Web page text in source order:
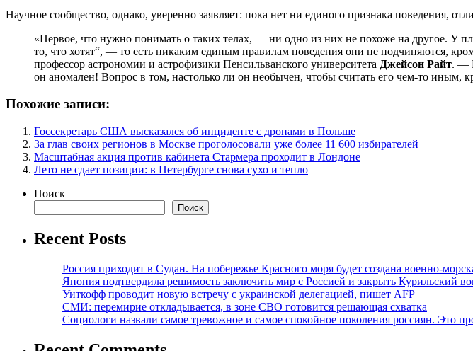
Научное сообщество, однако, уверенно заявляет: пока нет ни единого признака поведения,
«Первое, что нужно понимать о таких телах, — ни одно из них не похоже на другое. У
то, что хотят“, — то есть никаким единым правилам поведения они не подчиняются,
профессор астрономии и астрофизики Пенсильванского университета Джейсон Райт. —
он аномален! Вопрос в том, настолько ли он необычен, чтобы считать его чем-то иным,
Похожие записи:
Госсекретарь США высказался об инциденте с дронами в Польше
За глав своих регионов в Москве проголосовали уже более 11 600 избирателей
Масштабная акция против кабинета Стармера проходит в Лондоне
Лето не сдает позиции: в Петербурге снова сухо и тепло
Поиск
Поиск
Recent Posts
Россия приходит в Судан. На побережье Красного моря будет создана военно-
Япония подтвердила решимость заключить мир с Россией и закрыть Курильский
Уиткофф проводит новую встречу с украинской делегацией, пишет AFP
СМИ: перемирие откладывается, в зоне СВО готовится решающая схватка
Социологи назвали самое тревожное и самое спокойное поколения россиян. Это